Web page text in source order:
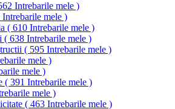
Intrebarile mele )
Intrebarile mele )
( 610 Intrebarile mele )
( 638 Intrebarile mele )
( 595 Intrebarile mele )
mele )
mele )
( 391 Intrebarile mele )
mele )
( 463 Intrebarile mele )